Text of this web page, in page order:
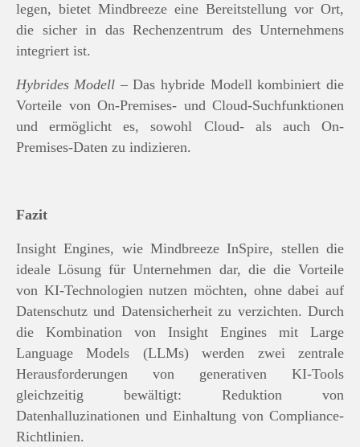
legen, bietet Mindbreeze eine Bereitstellung vor Ort,
die sicher in das Rechenzentrum des Unternehmens
integriert ist.
Hybrides Modell – Das hybride Modell kombiniert die
Vorteile von On-Premises- und Cloud-Suchfunktionen
und ermöglicht es, sowohl Cloud- als auch On-
Premises-Daten zu indizieren.
Fazit
Insight Engines, wie Mindbreeze InSpire, stellen die
ideale Lösung für Unternehmen dar, die die Vorteile
von KI-Technologien nutzen möchten, ohne dabei auf
Datenschutz und Datensicherheit zu verzichten. Durch
die Kombination von Insight Engines mit Large
Language Models (LLMs) werden zwei zentrale
Herausforderungen von generativen KI-Tools
gleichzeitig bewältigt: Reduktion von
Datenhalluzinationen und Einhaltung von Compliance-
Richtlinien.